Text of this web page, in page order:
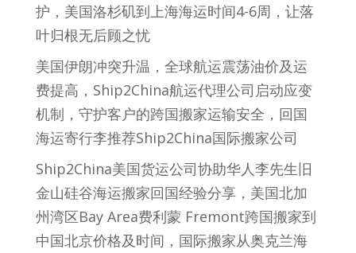
护，美国洛杉矶到上海海运时间4-6周，让落
叶归根无后顾之忧
美国伊朗冲突升温，全球航运震荡油价及运
费提高，Ship2China航运代理公司启动应变
机制，守护客户的跨国搬家运输安全，回国
海运寄行李推荐Ship2China国际搬家公司
Ship2China美国货运公司协助华人李先生旧
金山硅谷海运搬家回国经验分享，美国北加
州湾区Bay Area费利蒙 Fremont跨国搬家到
中国北京价格及时间，国际搬家从奥克兰海